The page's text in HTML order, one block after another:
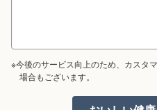
※今後のサービス向上のため、カスタ
場合もございます。